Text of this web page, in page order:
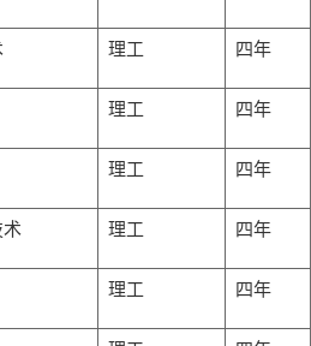
理工 四年
理工 四年
理工 四年
术 理工 四年
理工 四年